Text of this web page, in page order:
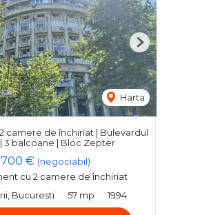
Harta
Next
camere de închiriat | Bulevardul
3 balcoane | Bloc Zepter
700 € (negociabil)
cu 2 camere de închiriat
Bucuresti
57 mp 1994